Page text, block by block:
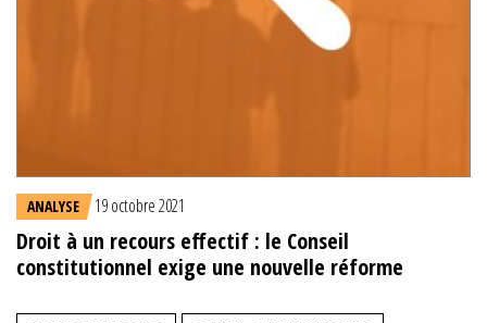
ANALYSE 19 octobre 2021
Droit à un recours effectif : le Conseil
constitutionnel exige une nouvelle réforme